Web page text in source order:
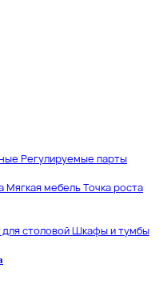
Регулируемые парты
Мягкая мебель Точка роста
столовойШкафы и тумбы